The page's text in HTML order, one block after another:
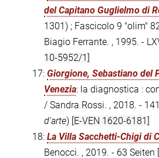
del Capitano Guglielmo di
1301) ; Fascicolo 9 "olim"
Biagio Ferrante. , 1995. -
10-5952/1]
17: Giorgione, Sebastiano del
Venezia: la diagnostica :
/ Sandra Rossi. , 2018. -
d'arte) [E-VEN 1620-6181]
18: La Villa Sacchetti-Chigi di
Benocci. , 2019. - 63 Seiten